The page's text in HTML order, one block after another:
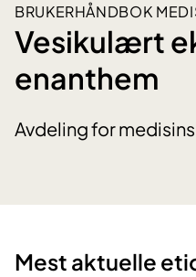
BRUKERHÅNDBOK
Vesikulært
enanthem
Avdeling for
Mest aktuelle